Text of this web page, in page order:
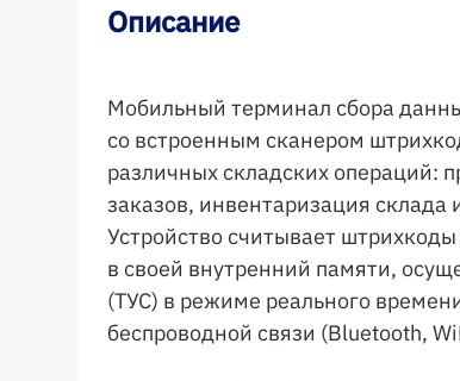
Описание
Мобильный терминал сбора
со встроенным сканером
различных складских операций:
заказов, инвентаризация склада
Устройство считывает
в своей внутренний памяти,
(ТУС) в режиме реального
беспроводной связи (Bluetooth,